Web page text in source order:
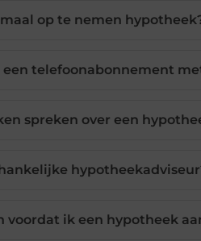
op te nemen
telefoonabonnement
spreken over een
ik een hypotheek